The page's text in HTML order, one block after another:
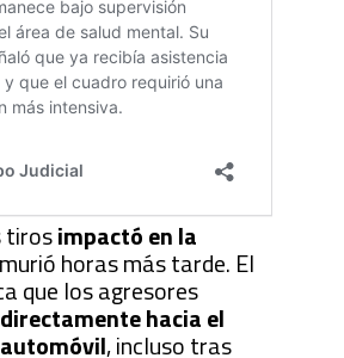
tirosimpactó en la
horas más tarde. El
que los agresores
hacia el
, incluso tras